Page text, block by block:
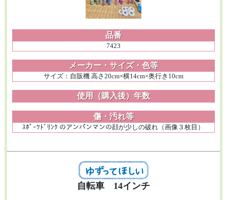
品番
7423
メーカー・サイズ・色等
サイズ：自販機 高さ20cm×横14cm×奥行き10cm
使用（購入後）年数
傷・汚れ等
ｽﾎﾟｰﾂﾄﾞﾘﾝｸ のアンパンマンの顔が少しの破れ（画像３枚目）
自転車 14インチ